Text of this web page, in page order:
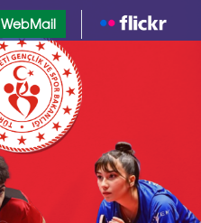
WebMail